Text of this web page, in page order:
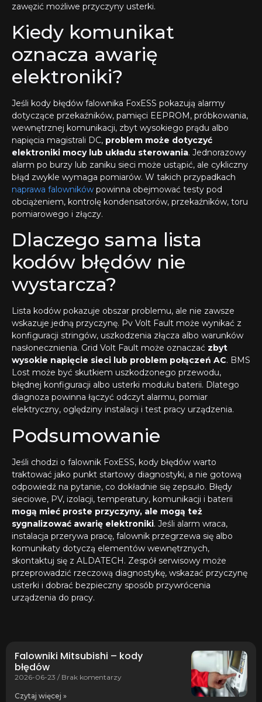
zawęzić możliwe przyczyny usterki.
Kiedy komunikat
oznacza awarię
elektroniki?
Jeśli kody błędów falownika FoxESS pokazują alarmy
dotyczące przekaźników, pamięci EEPROM, próbkowania,
wewnętrznej komunikacji, zbyt wysokiego prądu albo
napięcia magistrali DC, problem może dotyczyć
elektroniki mocy lub układu sterowania. Jednorazowy
alarm po burzy lub zaniku sieci może ustąpić, ale cykliczny
błąd zwykle wymaga pomiarów. W takich przypadkach
naprawa falowników powinna obejmować testy pod
obciążeniem, kontrolę kondensatorów, przekaźników, toru
pomiarowego i złączy.
Dlaczego sama lista
kodów błędów nie
wystarcza?
Lista kodów pokazuje obszar problemu, ale nie zawsze
wskazuje jedną przyczynę. Pv Volt Fault może wynikać z
konfiguracji stringów, uszkodzenia złącza albo warunków
nasłonecznienia. Grid Volt Fault może oznaczać zbyt
wysokie napięcie sieci lub problem połączeń AC. BMS
Lost może być skutkiem uszkodzonego przewodu,
błędnej konfiguracji albo usterki modułu baterii. Dlatego
diagnoza powinna łączyć odczyt alarmu, pomiar
elektryczny, oględziny instalacji i test pracy urządzenia.
Podsumowanie
Jeśli chodzi o falownik FoxESS, kody błędów warto
traktować jako punkt startowy diagnostyki, a nie gotową
odpowiedź na pytanie, co dokładnie się zepsuło. Błędy
sieciowe, PV, izolacji, temperatury, komunikacji i baterii
mogą mieć proste przyczyny, ale mogą też
sygnalizować awarię elektroniki. Jeśli alarm wraca,
instalacja przerywa pracę, falownik przegrzewa się albo
komunikaty dotyczą elementów wewnętrznych,
skontaktuj się z ALDATECH. Zespół serwisowy może
przeprowadzić rzeczową diagnostykę, wskazać przyczynę
usterki i dobrać bezpieczny sposób przywrócenia
urządzenia do pracy.
Falowniki Mitsubishi – kody
błędów
2026-06-23 Brak komentarzy
Czytaj więcej »